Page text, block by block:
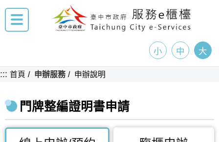
小 中 大
::: 首頁 申辦服務 申辦說明
門牌整編證明書申請